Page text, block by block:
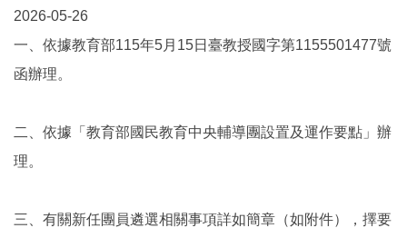
2026-05-26
一、依據教育部115年5月15日臺教授國字第1155501477號
函辦理。
二、依據「教育部國民教育中央輔導團設置及運作要點」辦
理。
三、有關新任團員遴選相關事項詳如簡章（如附件），擇要